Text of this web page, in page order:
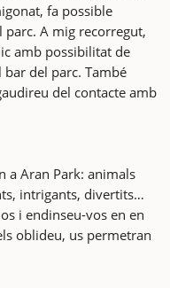
fa possible
parc. A mig recorregut,
amb possibilitat de
del parc. També
del contacte amb
a Aran Park: animals
intrigants, divertits…
i endinseu-vos en en
oblideu, us permetran